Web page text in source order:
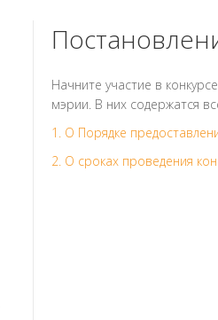
Начните участие в
мэрии. В них содержатся
1. О Порядке
2. О сроках проведения